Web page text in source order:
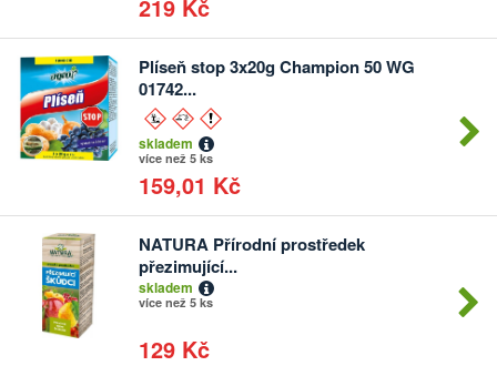
219 Kč
Plíseň stop 3x20g Champion 50 WG
01742...
skladem
více než 5 ks
159,01 Kč
NATURA Přírodní prostředek
přezimující...
skladem
více než 5 ks
129 Kč
Počet
kusů